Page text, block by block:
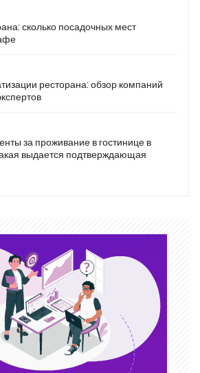
сколько посадочных мест
ресторана: обзор компаний
за проживание в гостинице в
выдается подтверждающая